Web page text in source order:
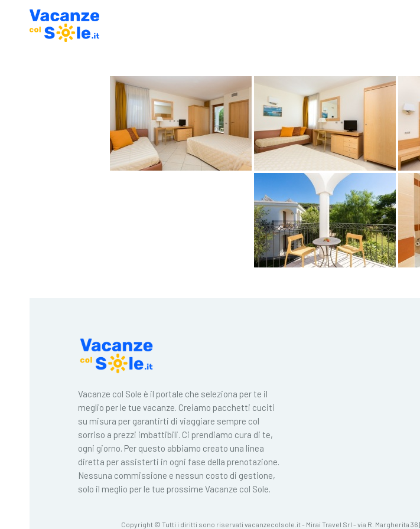
Vacanze col Sole è il portale che seleziona per te il
meglio per le tue vacanze. Creiamo pacchetti cuciti
su misura per garantirti di viaggiare sempre col
sorriso a prezzi imbattibili. Ci prendiamo cura di te,
ogni giorno. Per questo abbiamo creato una linea
diretta per assisterti in ogni fase della prenotazione.
Nessuna commissione e nessun costo di gestione,
solo il meglio per le tue prossime Vacanze col Sole.
Copyright © Tutti i diritti sono riservati vacanzecolsole.it - Mirai Travel Srl - via R. Margherita 36 |